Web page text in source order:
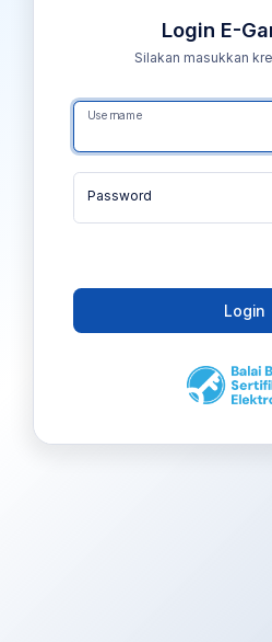
Login E-
Silakan masukkan
Username
Password
Login